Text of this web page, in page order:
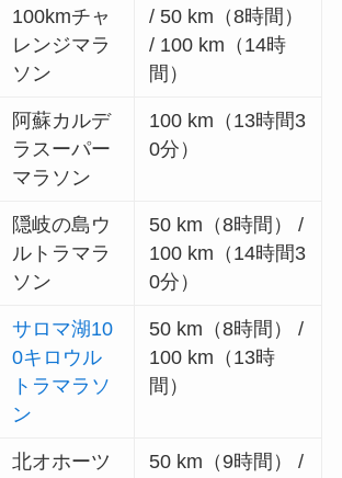
100kmチャ
レンジマラ
ソン
/ 50 km（8時間）
/ 100 km（14時
間）
阿蘇カルデ
ラスーパー
マラソン
100 km（13時間3
0分）
隠岐の島ウ
ルトラマラ
ソン
50 km（8時間） /
100 km（14時間3
0分）
サロマ湖10
0キロウル
トラマラソ
ン
50 km（8時間） /
100 km（13時
間）
北オホーツ 50 km（9時間） /